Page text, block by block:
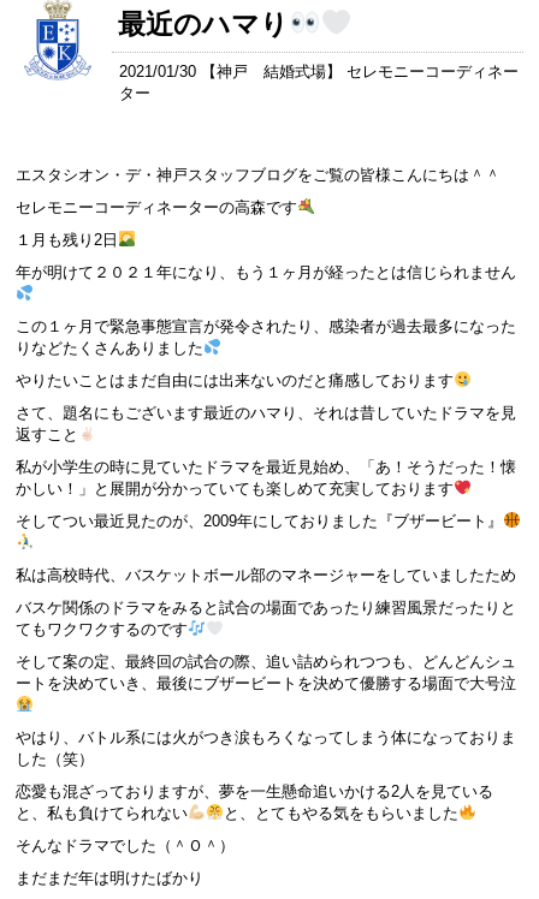
最近のハマり
2021/01/30 【神戸 結婚式場】 セレモニーコーディネー
ター
エスタシオン・デ・神戸スタッフブログをご覧の皆様こんにちは＾＾
セレモニーコーディネーターの高森です
１月も残り2日
年が明けて２０２１年になり、もう１ヶ月が経ったとは信じられません
この１ヶ月で緊急事態宣言が発令されたり、感染者が過去最多になった
りなどたくさんありました
やりたいことはまだ自由には出来ないのだと痛感しております
さて、題名にもございます最近のハマり、それは昔していたドラマを見
返すこと
私が小学生の時に見ていたドラマを最近見始め、「あ！そうだった！懐
かしい！」と展開が分かっていても楽しめて充実しております
そしてつい最近見たのが、2009年にしておりました『ブザービート』
私は高校時代、バスケットボール部のマネージャーをしていましたため
バスケ関係のドラマをみると試合の場面であったり練習風景だったりと
てもワクワクするのです
そして案の定、最終回の試合の際、追い詰められつつも、どんどんシュ
ートを決めていき、最後にブザービートを決めて優勝する場面で大号泣
やはり、バトル系には火がつき涙もろくなってしまう体になっておりま
した（笑）
恋愛も混ざっておりますが、夢を一生懸命追いかける2人を見ている
と、私も負けてられない
と、とてもやる気をもらいました
そんなドラマでした（＾Ｏ＾）
まだまだ年は明けたばかり